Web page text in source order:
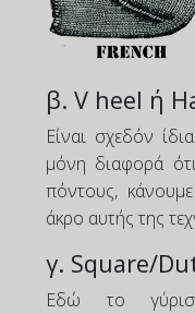
β. V heel ή
Είναι σχεδόν
μόνη διαφορά
πόντους,
άκρο αυτής της
γ. Square/
Εδώ το